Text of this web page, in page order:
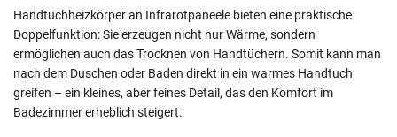
Handtuchheizkörper an Infrarotpaneele bieten eine praktische
Doppelfunktion: Sie erzeugen nicht nur Wärme, sondern
ermöglichen auch das Trocknen von Handtüchern. Somit kann man
nach dem Duschen oder Baden direkt in ein warmes Handtuch
greifen – ein kleines, aber feines Detail, das den Komfort im
Badezimmer erheblich steigert.